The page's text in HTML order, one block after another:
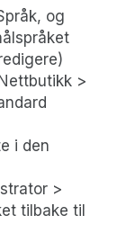
og
>
i den
>
tilbake til